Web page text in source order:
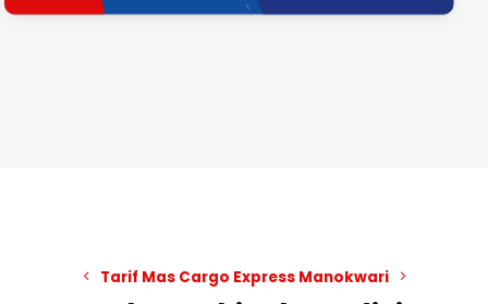
Tarif Mas Cargo Express Manokwari